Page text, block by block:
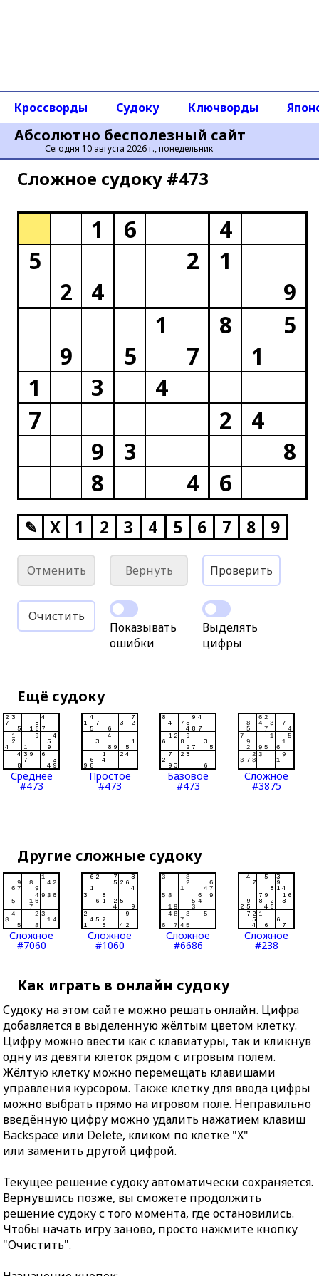
Абсолютно бесполезный сайт
Сегодня 10 августа 2026 г., понедельник
Кроссворды Судоку Ключворды
Сложное cудоку #473
1 6
4
5
2
1
2
4
9
1
8
5
9
5 7
1
1
3
4
7
2
4
9
3
8
8
4 6
✎ X 1 2 3 4 5 6 7 8 9
Отменить Вернуть Проверить
Очистить
Показывать
ошибки
Выделять
цифры
Ещё судоку
Среднее
#473
Простое
#473
Базовое
#473
Сложное
#3875
Другие сложные судоку
Сложное
#7060
Сложное
#1060
Сложное
#6686
Сложное
#238
Как играть в онлайн судоку
Судоку на этом сайте можно решать онлайн. Цифра
добавляется в выделенную жёлтым цветом клетку.
Цифру можно ввести как с клавиатуры, так и кликнув
одну из девяти клеток рядом с игровым полем.
Жёлтую клетку можно перемещать клавишами
управления курсором. Также клетку для ввода цифры
можно выбрать прямо на игровом поле. Неправильно
введённую цифру можно удалить нажатием клавиш
Backspace или Delete, кликом по клетке "X"
или заменить другой цифрой.
Текущее решение судоку автоматически сохраняется.
Вернувшись позже, вы сможете продолжить
решение судоку с того момента, где остановились.
Чтобы начать игру заново, просто нажмите кнопку
"Очистить".